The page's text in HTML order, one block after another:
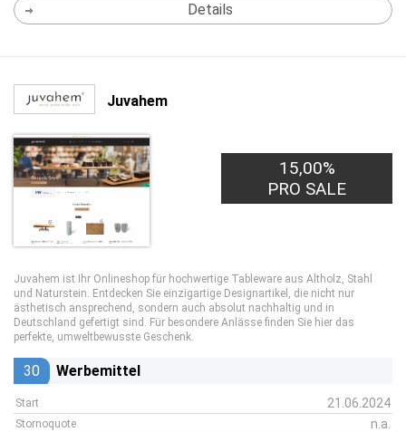
Details
Juvahem
15,00%
PRO SALE
Juvahem ist Ihr Onlineshop für hochwertige Tableware aus Altholz, Stahl
und Naturstein. Entdecken Sie einzigartige Designartikel, die nicht nur
ästhetisch ansprechend, sondern auch absolut nachhaltig und in
Deutschland gefertigt sind. Für besondere Anlässe finden Sie hier das
perfekte, umweltbewusste Geschenk.
30 Werbemittel
Start 21.06.2024
Stornoquote n.a.